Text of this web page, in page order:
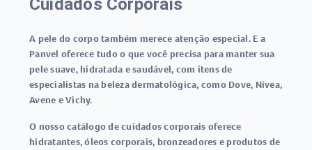
Cuidados Corporais
A pele do corpo também merece atenção especial. E a
Panvel oferece tudo o que você precisa para manter sua
pele suave, hidratada e saudável, com itens de
especialistas na beleza dermatológica, como Dove, Nivea,
Avene e Vichy.
O nosso catálogo de cuidados corporais oferece
hidratantes, óleos corporais, bronzeadores e produtos de